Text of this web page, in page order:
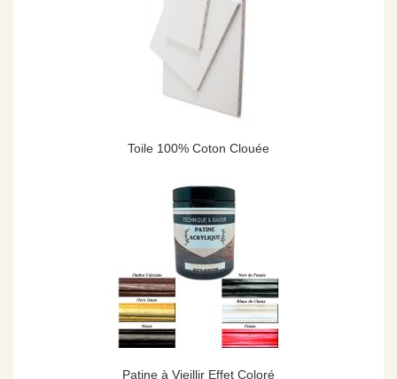
Toile 100% Coton Clouée
Patine à Vieillir Effet Coloré